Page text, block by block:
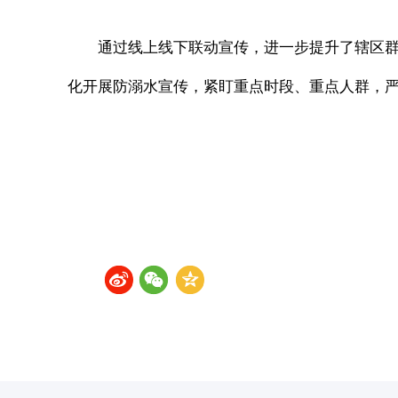
通过线上线下联动宣传，进一步提升了辖区
化开展防溺水宣传，紧盯重点时段、重点人群，